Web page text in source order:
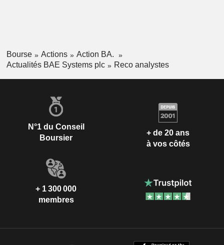
Bourse Actions
Action BA.
Actualités BAE Systems plc
Reco analystes
N°1 du Conseil
Boursier
+ de 20 ans
à vos côtés
+ 1 300 000
membres